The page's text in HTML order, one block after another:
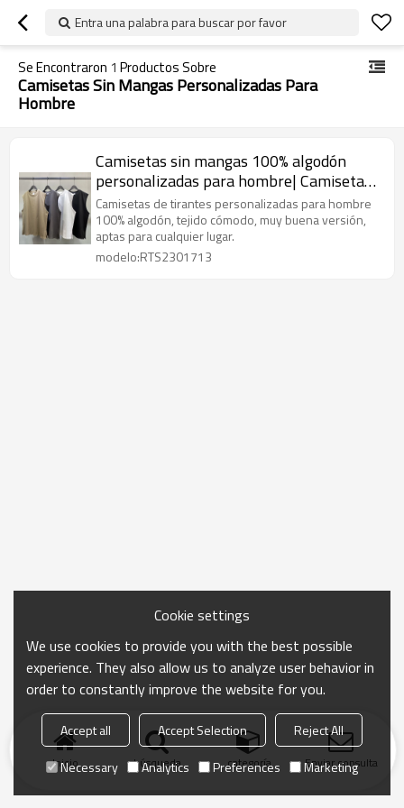
Entra una palabra para buscar por favor
Se Encontraron 1 Productos Sobre
Camisetas Sin Mangas Personalizadas Para
Hombre
Camisetas sin mangas 100% algodón
personalizadas para hombre| Camisetas
sin mangas de ajuste holgado
personalizadas| Camisetas Sin Mangas
De La Calle Mayor al por mayor
Camisetas de tirantes personalizadas para hombre
100% algodón, tejido cómodo, muy buena versión,
aptas para cualquier lugar.
modelo:RTS2301713
Inicio búsqueda categoría Enviar consulta
Cookie settings
We use cookies to provide you with the best possible
experience. They also allow us to analyze user behavior in
order to constantly improve the website for you.
Accept all Accept Selection
Reject All
Necessary
Analytics Preferences Marketing